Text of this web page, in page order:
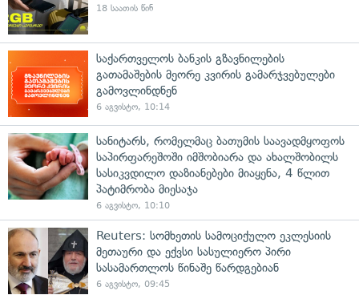
18 საათის წინ
საქართველოს ბანკის გზავნილების
გათამაშების მეორე კვირის გამარჯვებულები
გამოვლინდნენ
6 აგვისტო, 10:14
სანიტარს, რომელმაც ბათუმის საავადმყოფოს
საპირფარეშოში იმშობიარა და ახალშობილს
სასიკვდილო დაზიანებები მიაყენა, 4 წლით
პატიმრობა მიესაჯა
6 აგვისტო, 10:10
Reuters: სომხეთის სამოციქულო ეკლესიის
მეთაური და ექვსი სასულიერო პირი
სასამართლოს წინაშე წარდგებიან
6 აგვისტო, 09:45